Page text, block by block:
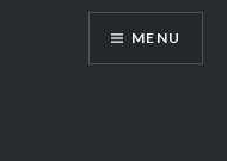
MENU